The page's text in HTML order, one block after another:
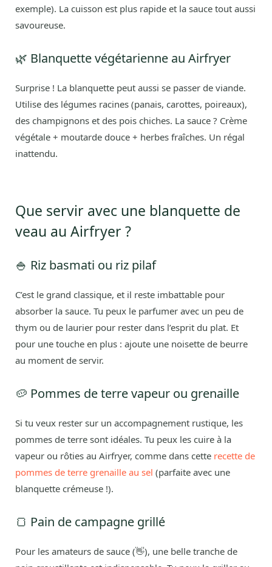
exemple). La cuisson est plus rapide et la sauce tout aussi
savoureuse.
🌿 Blanquette végétarienne au Airfryer
Surprise ! La blanquette peut aussi se passer de viande.
Utilise des légumes racines (panais, carottes, poireaux),
des champignons et des pois chiches. La sauce ? Crème
végétale + moutarde douce + herbes fraîches. Un régal
inattendu.
Que servir avec une blanquette de
veau au Airfryer ?
🍚 Riz basmati ou riz pilaf
C’est le grand classique, et il reste imbattable pour
absorber la sauce. Tu peux le parfumer avec un peu de
thym ou de laurier pour rester dans l’esprit du plat. Et
pour une touche en plus : ajoute une noisette de beurre
au moment de servir.
🥔 Pommes de terre vapeur ou grenaille
Si tu veux rester sur un accompagnement rustique, les
pommes de terre sont idéales. Tu peux les cuire à la
vapeur ou rôties au Airfryer, comme dans cette recette de
pommes de terre grenaille au sel (parfaite avec une
blanquette crémeuse !).
🍞 Pain de campagne grillé
Pour les amateurs de sauce (👋), une belle tranche de